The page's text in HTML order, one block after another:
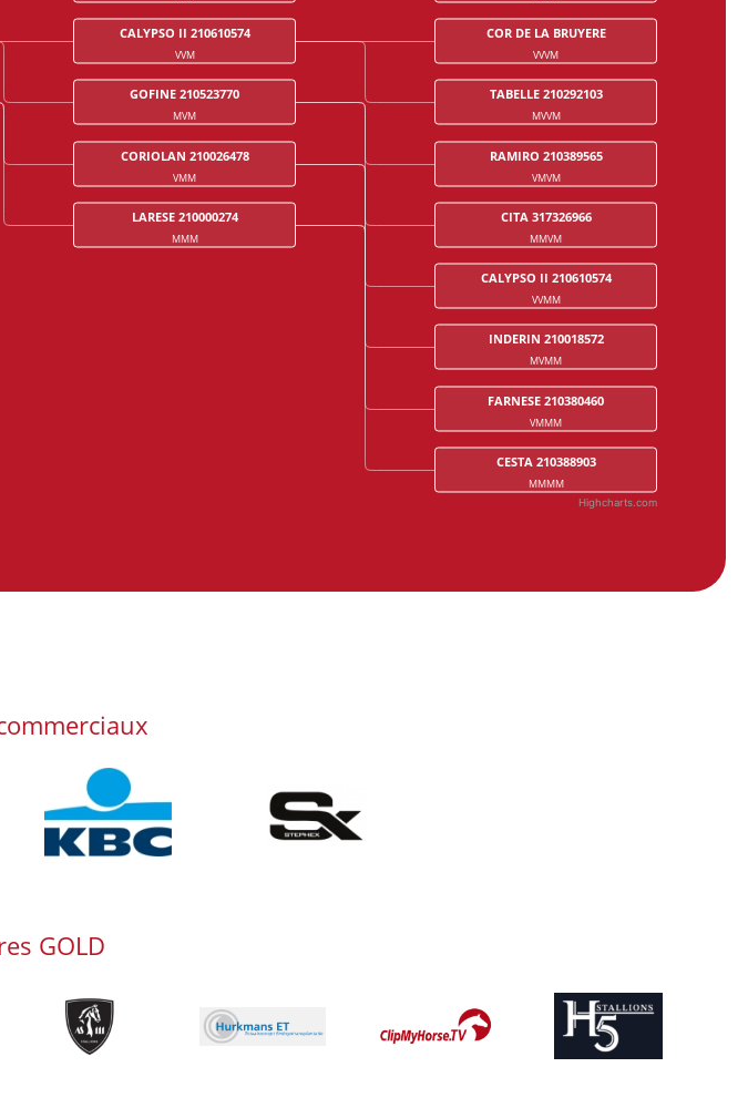
CALYPSO II 210610574
VVM
GOFINE 210523770
MVM
CORIOLAN 210026478
VMM
LARESE 210000274
MMM
COR DE LA BRUYERE
VVVM
TABELLE 210292103
MVVM
RAMIRO 210389565
VMVM
CITA 317326966
MMVM
CALYPSO II 210610574
VVMM
INDERIN 210018572
MVMM
FARNESE 210380460
VMMM
CESTA 210388903
MMMM
Highcharts.com
Afbeelding
GOLD
Afbeelding
Afbeelding
Afbeelding